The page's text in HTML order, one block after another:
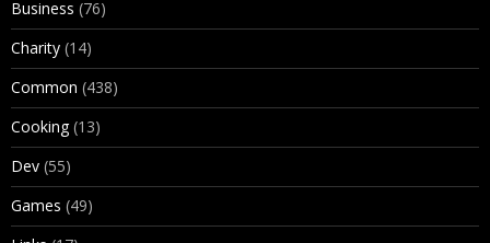
Business (76)
Charity (14)
Common (438)
Cooking(13)
Dev (55)
Games (49)